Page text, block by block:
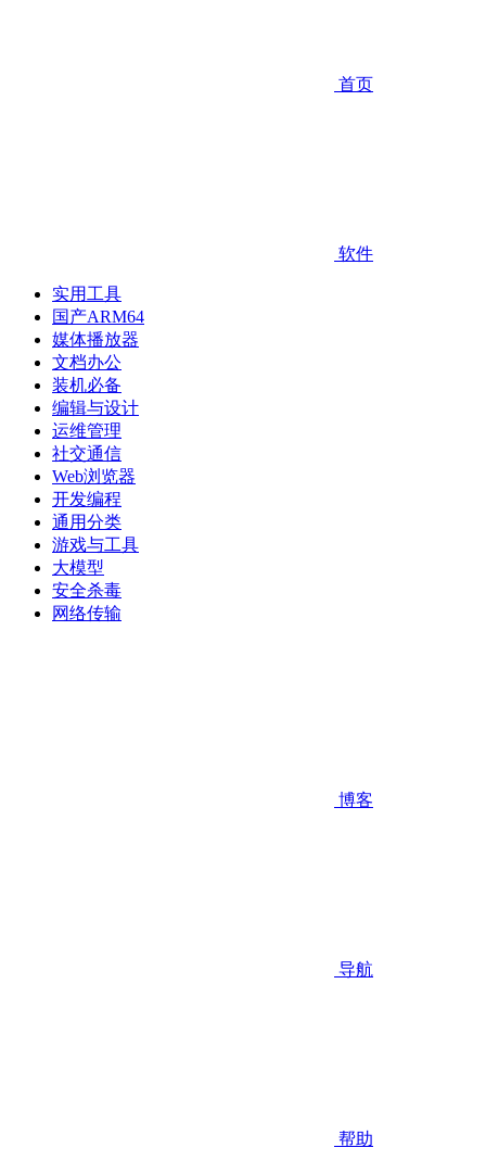
首页
软件
实用工具
国产ARM64
媒体播放器
文档办公
装机必备
编辑与设计
运维管理
社交通信
Web浏览器
开发编程
通用分类
游戏与工具
大模型
安全杀毒
网络传输
博客
导航
帮助